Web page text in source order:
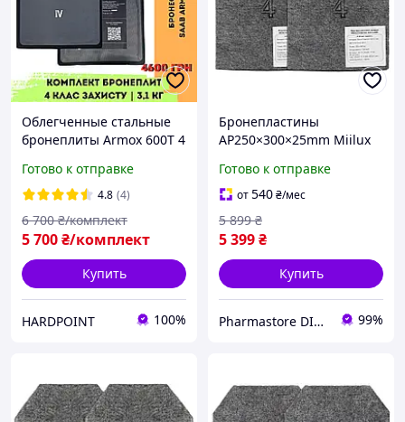
Облегченные стальные
бронеплиты Armox 600T 4
металлические
бронепластины в
бронежилет
Готово к отправке
4.8 (4)
5 700₴/комплект
6 700 ₴/комплект
Купить
HARDPOINT 100%
Бронепластины
AP250×300×25mm Miilux
пару
Готово к отправке
от540₴/мес
5 399₴
5 899 ₴
Купить
Pharmastore DISCOUNT 99%